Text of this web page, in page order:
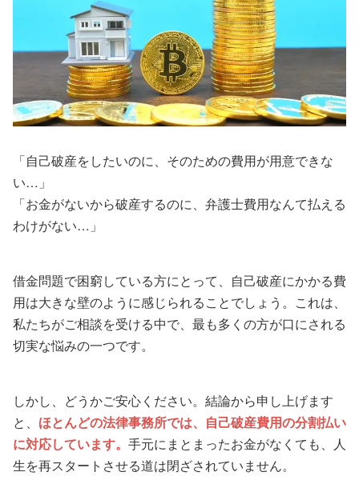
「自己破産をしたいのに、そのための費用が用意できな
い…」
「お金がないから破産するのに、弁護士費用なんて払える
わけがない…」
借金問題で困窮している方にとって、自己破産にかかる費
用は大きな壁のように感じられることでしょう。これは、
私たちがご相談を受ける中で、最も多くの方が口にされる
切実な悩みの一つです。
しかし、どうかご安心ください。結論から申し上げます
と、 ほとんどの法律事務所では、自己破産費用の分割払い
に対応しています。 手元にまとまったお金がなくても、人
生を再スタートさせる道は閉ざされていません。